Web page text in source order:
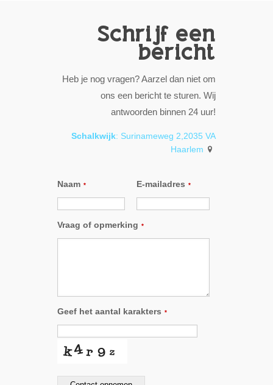
Schrijf een
bericht
Heb je nog vragen? Aarzel dan niet om
ons een bericht te sturen. Wij
antwoorden binnen 24 uur!
Schalkwijk: Surinameweg 2,2035 VA
Haarlem
Naam * E-mailadres *
Vraag of opmerking *
Geef het aantal karakters *